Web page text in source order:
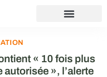
« 10 fois plus
», l’alerte